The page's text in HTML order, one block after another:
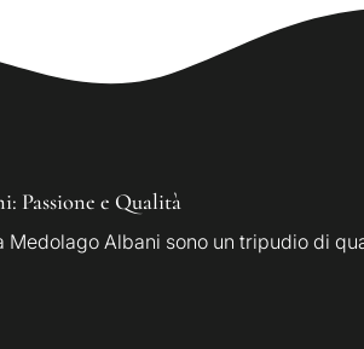
Passione e Qualità
Medolago Albani sono un tripudio di